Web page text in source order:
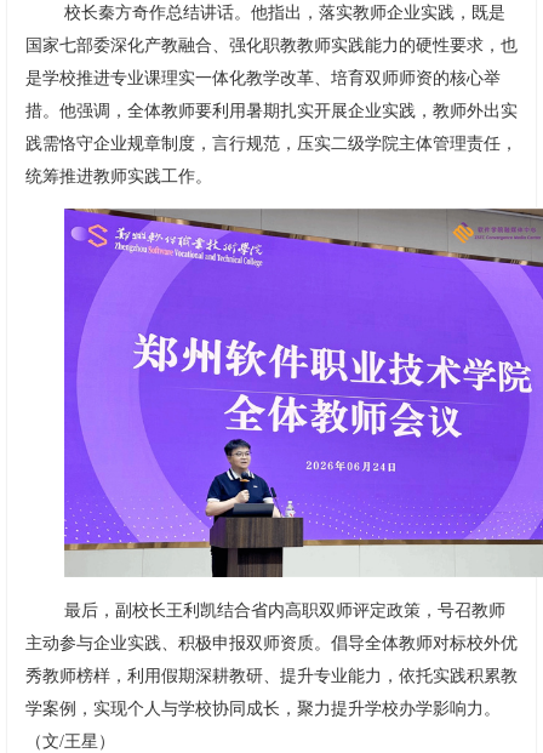
校长秦方奇作总结讲话。他指出，落实教师企业实践，既是
国家七部委深化产教融合、强化职教教师实践能力的硬性要求，也
是学校推进专业课理实一体化教学改革、培育双师师资的核心举
措。他强调，全体教师要利用暑期扎实开展企业实践，教师外出实
践需恪守企业规章制度，言行规范，压实二级学院主体管理责任，
统筹推进教师实践工作。
最后，副校长王利凯结合省内高职双师评定政策，号召教师
主动参与企业实践、积极申报双师资质。倡导全体教师对标校外优
秀教师榜样，利用假期深耕教研、提升专业能力，依托实践积累教
学案例，实现个人与学校协同成长，聚力提升学校办学影响力。
（文/王星）